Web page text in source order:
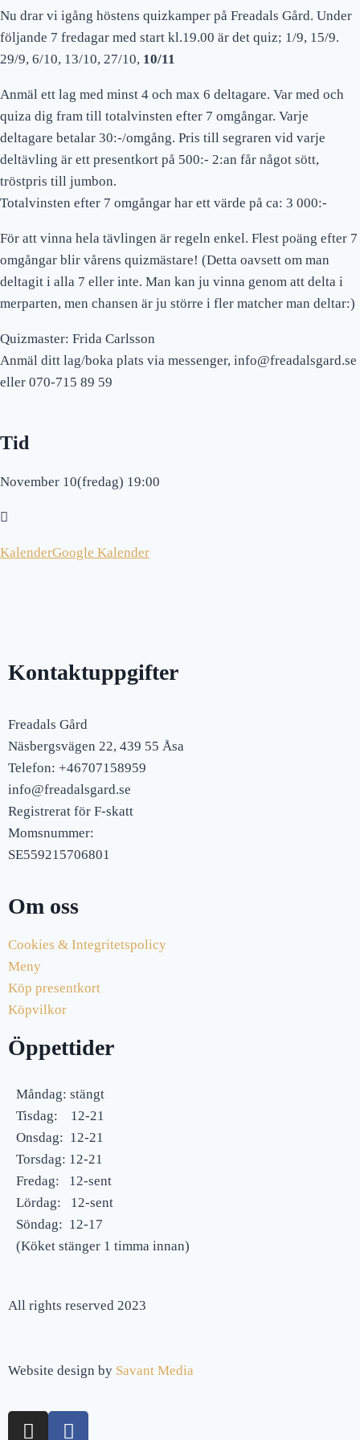
Nu drar vi igång höstens quizkamper på Freadals Gård. Under
följande 7 fredagar med start kl.19.00 är det quiz; 1/9, 15/9.
29/9, 6/10, 13/10, 27/10, 10/11
Anmäl ett lag med minst 4 och max 6 deltagare. Var med och
quiza dig fram till totalvinsten efter 7 omgångar. Varje
deltagare betalar 30:-/omgång. Pris till segraren vid varje
deltävling är ett presentkort på 500:- 2:an får något sött,
tröstpris till jumbon.
Totalvinsten efter 7 omgångar har ett värde på ca: 3 000:-
För att vinna hela tävlingen är regeln enkel. Flest poäng efter 7
omgångar blir vårens quizmästare! (Detta oavsett om man
deltagit i alla 7 eller inte. Man kan ju vinna genom att delta i
merparten, men chansen är ju större i fler matcher man deltar:)
Quizmaster: Frida Carlsson
Anmäl ditt lag/boka plats via messenger, info@freadalsgard.se
eller 070-715 89 59
Tid
November 10(fredag) 19:00
KalenderGoogle Kalender
Kontaktuppgifter
Freadals Gård
Näsbergsvägen 22, 439 55 Åsa
Telefon: +46707158959
info@freadalsgard.se
Registrerat för F-skatt
Momsnummer:
SE559215706801
Om oss
Cookies & Integritetspolicy
Meny
Köp presentkort
Köpvilkor
Öppettider
Måndag: stängt
Tisdag: 12-21
Onsdag: 12-21
Torsdag: 12-21
Fredag: 12-sent
Lördag: 12-sent
Söndag: 12-17
(Köket stänger 1 timma innan)
All rights reserved 2023
Website design by Savant Media